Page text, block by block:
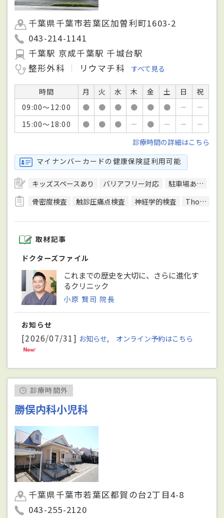
千葉県千葉市若葉区加曽利町1603-2
043-214-1141
千葉駅 京成千葉駅 千城台駅
整形外科
リウマチ科 すべて見る
時間 月 火 水 木 金 土 日
祝
09:00～12:00
● ● ● ● ● ● －
－
15:00～18:00
● ● ● － ● － －
－
診療時間の詳細はこちら
マイナンバーカードの健康保険証利用可能
キッズスペースあり バリアフリー対応 駐車場あり
骨密度検査
触診圧痛点検査 神経学的検査 Thomsen（トムセン）テスト
取材記事
ドクターズファイル
これまでの歴史を大切に、さらに進化す
るクリニック
小原 賢司 院長
お知らせ
[2026/07/31] お知らせ, オンライン予約はこちら
診療時間外
勝俣内科小児科
千葉県千葉市若葉区都賀の台2丁目4-8
043-255-2120